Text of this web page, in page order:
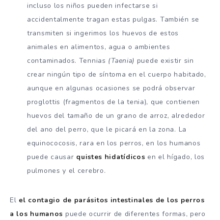
incluso los niños pueden infectarse si
accidentalmente tragan estas pulgas. También se
transmiten si ingerimos los huevos de estos
animales en alimentos, agua o ambientes
contaminados. Tennias (Taenia) puede existir sin
crear ningún tipo de síntoma en el cuerpo habitado,
aunque en algunas ocasiones se podrá observar
proglottis (fragmentos de la tenia), que contienen
huevos del tamaño de un grano de arroz, alrededor
del ano del perro, que le picará en la zona. La
equinococosis, rara en los perros, en los humanos
puede causar quistes hidatídicos en el hígado, los
pulmones y el cerebro.
El el contagio de parásitos intestinales de los perros
a los humanos puede ocurrir de diferentes formas, pero